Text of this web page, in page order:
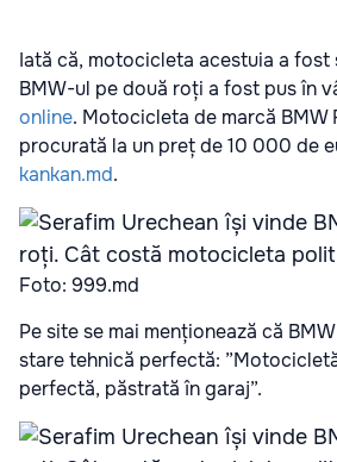
Iată că, motocicleta acestuia a fost
BMW-ul pe două roți a fost pus în
online. Motocicleta de marcă BMW
procurată la un preț de 10 000 de
kankan.md.
Foto: 999.md
Pe site se mai menționează că
stare tehnică perfectă:
perfectă, păstrată în garaj”.